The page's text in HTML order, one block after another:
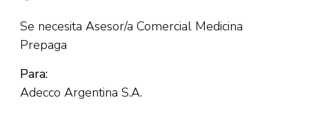
Se necesita Asesor/a Comercial Medicina
Prepaga
Para:
Adecco Argentina S.A.